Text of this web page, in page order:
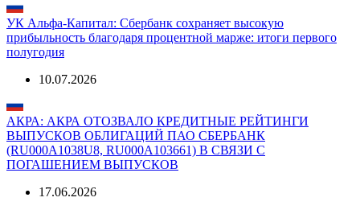
УК Альфа-Капитал: Сбербанк сохраняет высокую
прибыльность благодаря процентной марже: итоги первого
полугодия
10.07.2026
АКРА: АКРА ОТОЗВАЛО КРЕДИТНЫЕ РЕЙТИНГИ
ВЫПУСКОВ ОБЛИГАЦИЙ ПАО СБЕРБАНК
(RU000A1038U8, RU000A103661) В СВЯЗИ С
ПОГАШЕНИЕМ ВЫПУСКОВ
17.06.2026